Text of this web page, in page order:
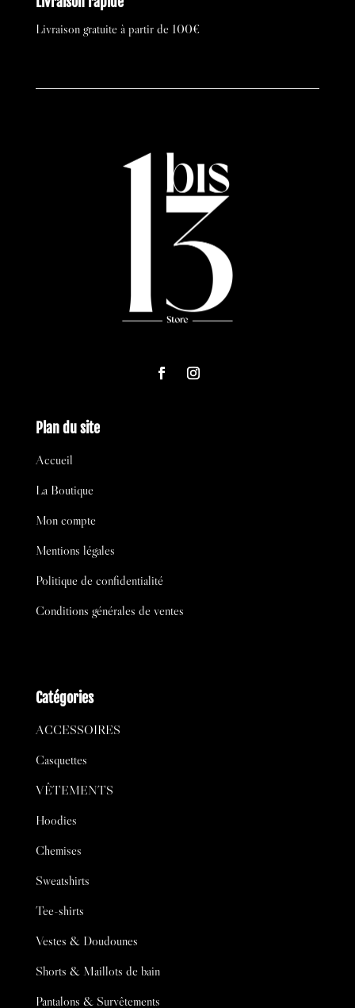
Livraison gratuite à partir de 100€
Plan du site
Accueil
La Boutique
Mon compte
Mentions légales
Politique de confidentialité
Conditions générales de ventes
Catégories
ACCESSOIRES
Casquettes
VÊTEMENTS
Hoodies
Chemises
Sweatshirts
Tee-shirts
Vestes & Doudounes
Shorts & Maillots de bain
Pantalons & Survêtements